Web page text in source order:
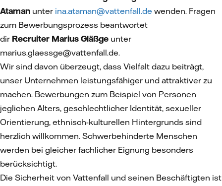
Ataman unter ina.ataman@vattenfall.de wenden. Fragen
zum Bewerbungsprozess beantwortet
dir Recruiter Marius Gläßge unter
marius.glaessge@vattenfall.de.
Wir sind davon überzeugt, dass Vielfalt dazu beiträgt,
unser Unternehmen leistungsfähiger und attraktiver zu
machen. Bewerbungen zum Beispiel von Personen
jeglichen Alters, geschlechtlicher Identität, sexueller
Orientierung, ethnisch-kulturellen Hintergrunds sind
herzlich willkommen. Schwerbehinderte Menschen
werden bei gleicher fachlicher Eignung besonders
berücksichtigt.
Die Sicherheit von Vattenfall und seinen Beschäftigten ist